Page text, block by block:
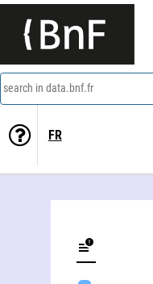
search in data.bnf.fr
FR